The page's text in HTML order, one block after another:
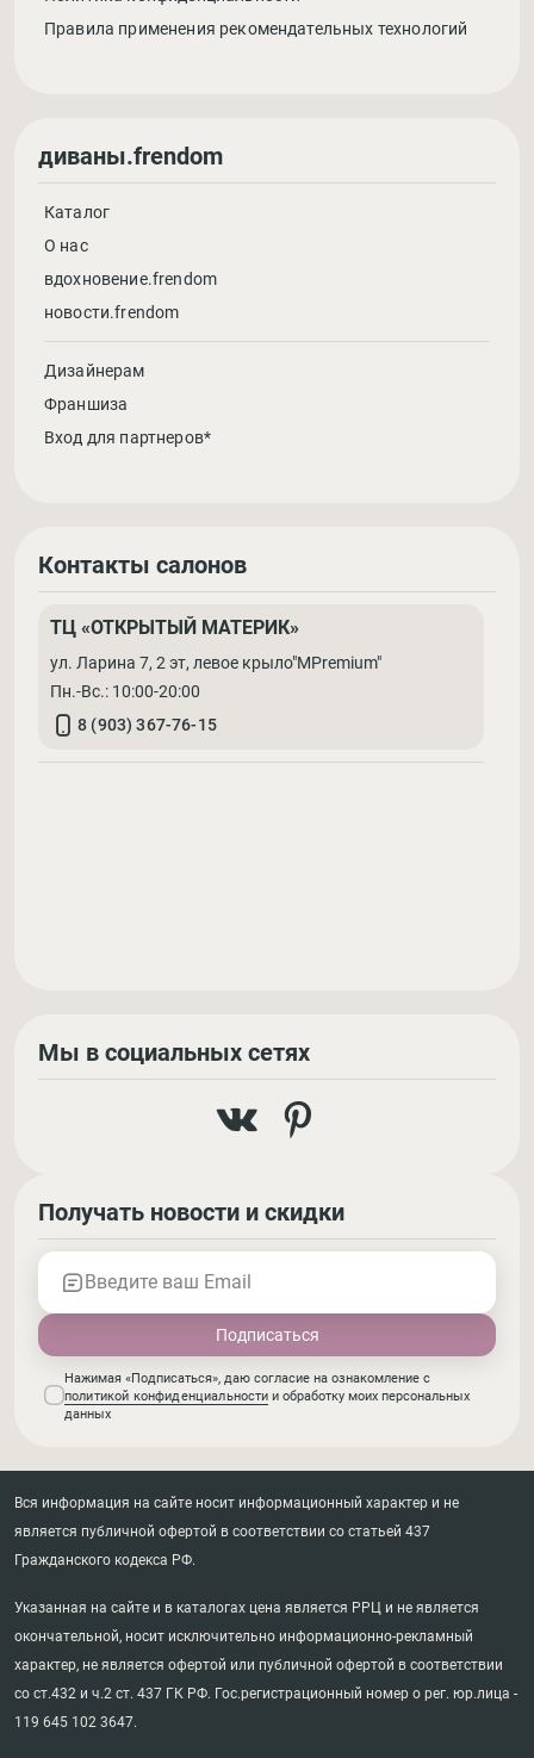
Правила применения рекомендательных технологий
диваны.frendom
Каталог
О нас
вдохновение.frendom
новости.frendom
Дизайнерам
Франшиза
Вход для партнеров*
Контакты салонов
ТЦ «ОТКРЫТЫЙ МАТЕРИК»
ул. Ларина 7, 2 эт, левое крыло"MPremium"
Пн.-Вс.: 10:00-20:00
8 (903) 367-76-15
Мы в социальных сетях
Получать новости и скидки
Введите ваш Email
Нажимая «Подписаться», даю согласие на ознакомление с
политикой конфиденциальности и обработку моих персональных
данных
Вся информация на сайте носит информационный характер и не
является публичной офертой в соответствии со статьей 437
Гражданского кодекса РФ.
Указанная на сайте и в каталогах цена является РРЦ и не является
окончательной, носит исключительно информационно-рекламный
характер, не является офертой или публичной офертой в соответствии
со ст.432 и ч.2 ст. 437 ГК РФ. Гос.регистрационный номер о рег. юр.лица -
119 645 102 3647.